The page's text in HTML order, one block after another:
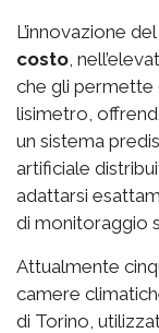
L’innovazione
costo ,
che gli permette
lisimetro,
un sistema
artificiale
adattarsi
di monitoraggio
Attualmente
camere
di Torino,